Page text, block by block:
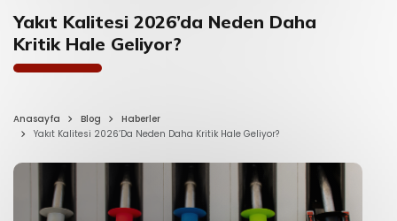
Yakıt Kalitesi 2026’da Neden Daha
Kritik Hale Geliyor?
Anasayfa Blog
Haberler
Yakıt Kalitesi 2026’Da Neden Daha Kritik Hale Geliyor?